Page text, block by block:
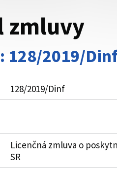
zmluvy
128/2019/
128/2019/Dinf
Licenčná zmluva o
SR